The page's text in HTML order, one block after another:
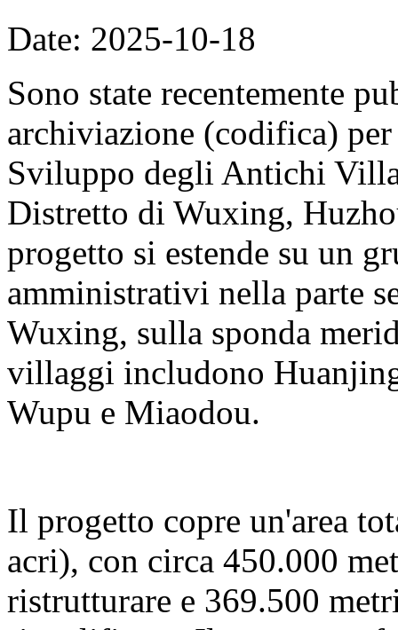
Date: 2025-10-18
Sono state recentemente
archiviazione (codifica)
Sviluppo degli Antichi
Distretto di Wuxing,
progetto si estende su un
amministrativi nella parte
Wuxing, sulla sponda
villaggi includono
Wupu e Miaodou.
Il progetto copre un'area
acri), con circa 450.000
ristrutturare e 369.500